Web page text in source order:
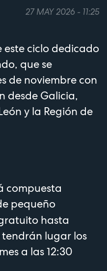
27 MAY 2026 - 11:25
este ciclo dedicado
que se
de noviembre con
desde Galicia,
y la Región de
compuesta
pequeño
hasta
lugar los
a las 12:30